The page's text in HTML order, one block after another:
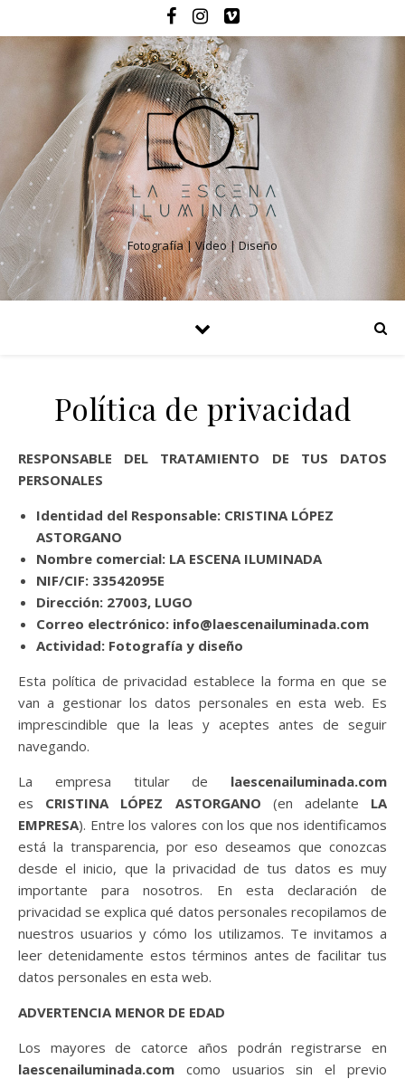
Fotografía | Video | Diseño
Política de privacidad
RESPONSABLE DEL TRATAMIENTO DE TUS DATOS
PERSONALES
Identidad del Responsable: CRISTINA LÓPEZ
ASTORGANO
Nombre comercial: LA ESCENA ILUMINADA
NIF/CIF: 33542095E
Dirección: 27003, LUGO
Correo electrónico: info@laescenailuminada.com
Actividad: Fotografía y diseño
Esta política de privacidad establece la forma en que se
van a gestionar los datos personales en esta web. Es
imprescindible que la leas y aceptes antes de seguir
navegando.
La empresa titular de laescenailuminada.com
es CRISTINA LÓPEZ ASTORGANO (en adelante LA
EMPRESA). Entre los valores con los que nos identificamos
está la transparencia, por eso deseamos que conozcas
desde el inicio, que la privacidad de tus datos es muy
importante para nosotros. En esta declaración de
privacidad se explica qué datos personales recopilamos de
nuestros usuarios y cómo los utilizamos. Te invitamos a
leer detenidamente estos términos antes de facilitar tus
datos personales en esta web.
ADVERTENCIA MENOR DE EDAD
Los mayores de catorce años podrán registrarse en
laescenailuminada.com como usuarios sin el previo